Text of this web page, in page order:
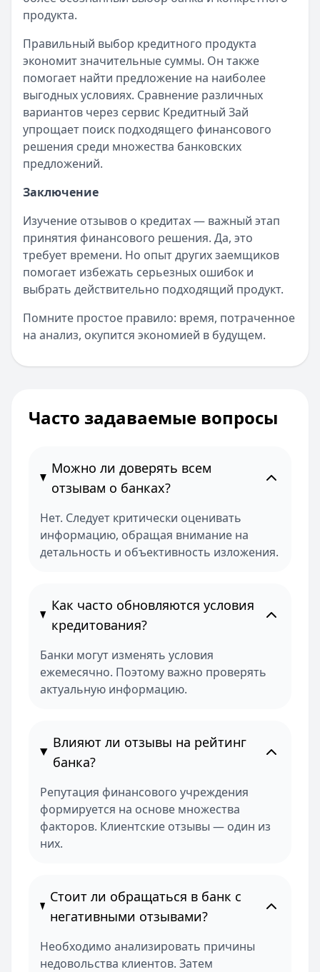
продукта.
Правильный выбор кредитного продукта
экономит значительные суммы. Он также
помогает найти предложение на наиболее
выгодных условиях. Сравнение различных
вариантов через сервис Кредитный Зай
упрощает поиск подходящего финансового
решения среди множества банковских
предложений.
Заключение
Изучение отзывов о кредитах — важный этап
принятия финансового решения. Да, это
требует времени. Но опыт других заемщиков
помогает избежать серьезных ошибок и
выбрать действительно подходящий продукт.
Помните простое правило: время, потраченное
на анализ, окупится экономией в будущем.
Часто задаваемые вопросы
Можно ли доверять всем
отзывам о банках?
Нет. Следует критически оценивать
информацию, обращая внимание на
детальность и объективность изложения.
Как часто обновляются условия
кредитования?
Банки могут изменять условия
ежемесячно. Поэтому важно проверять
актуальную информацию.
Влияют ли отзывы на рейтинг
банка?
Репутация финансового учреждения
формируется на основе множества
факторов. Клиентские отзывы — один из
них.
Стоит ли обращаться в банк с
негативными отзывами?
Необходимо анализировать причины
недовольства клиентов. Затем